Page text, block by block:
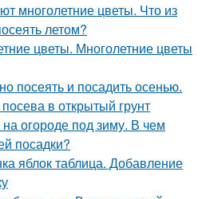
многолетние цветы. Что из
летом?
цветы. Многолетние цветы
посеять и посадить осенью.
в открытый грунт
огороде под зиму. В чем
посадки?
яблок таблица. Добавление